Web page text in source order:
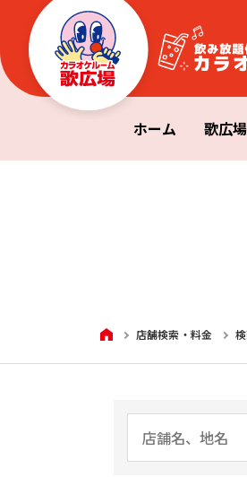
ホーム 歌広
HOME店舗検索・料金